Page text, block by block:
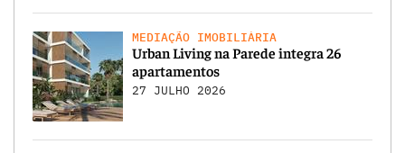
MEDIAÇÃO IMOBILIÁRIA
Urban Living na Parede integra 26
apartamentos
27 JULHO 2026